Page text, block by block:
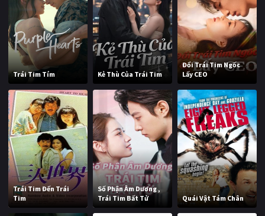
Trái Tim Tím Kẻ Thù Của Trái Tim
Đổi Trái Tim Ngốc
Lấy CEO
Trái Tim Đến Trái
Tim
Số Phận Âm Dương ,
Trái Tim Bất Tử
Quái Vật Tám Chân